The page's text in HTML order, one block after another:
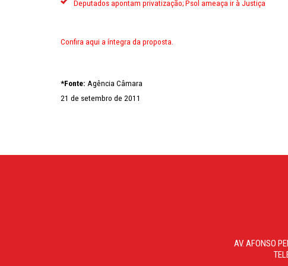
Deputados apontam privatização; Psol ameaça ir à Justiça
Confira aqui a íntegra da proposta.
*Fonte: Agência Câmara
21 de setembro de 2011
AV. AFONSO